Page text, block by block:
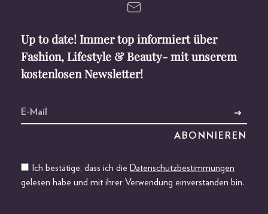
Up to date! Immer top informiert über
Fashion, Lifestyle & Beauty- mit unserem
kostenlosen Newsletter!
Ich bestätige, dass ich die Datenschutzbestimmungen
gelesen habe und mit ihrer Verwendung einverstanden bin.